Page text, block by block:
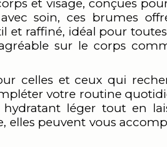
et visage, conçues
soin, ces brumes
raffiné, idéal pour
sur le corps
celles et ceux qui
votre routine
léger tout en
peuvent vous